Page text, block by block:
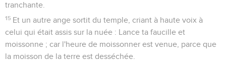
tranchante.
15 Et un autre ange sortit du temple, criant à haute voix à
celui qui était assis sur la nuée : Lance ta faucille et
moissonne ; car l'heure de moissonner est venue, parce que
la moisson de la terre est desséchée.